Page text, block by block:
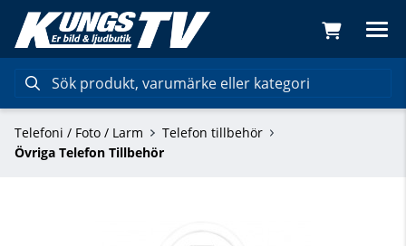
Telefoni / Foto / Larm
Telefon tillbehör
Övriga Telefon Tillbehör